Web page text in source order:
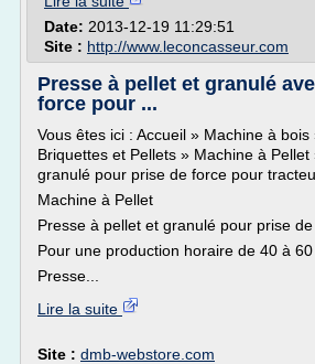
Date: 2013-12-19 11:29:51
Site : http://www.leconcasseur.com
Presse à pellet et granulé
force pour ...
Vous êtes ici : Accueil » Machine à bois
Briquettes et Pellets » Machine à
granulé pour prise de force pour
Machine à Pellet
Presse à pellet et granulé pour prise
Pour une production horaire de 40 à
Presse...
Lire la suite
Site : dmb-webstore.com